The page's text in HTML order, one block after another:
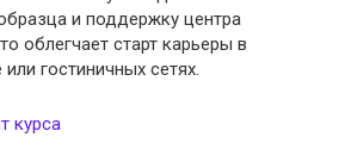
и поддержку центра
облегчает старт карьеры в
гостиничных сетях.
курса